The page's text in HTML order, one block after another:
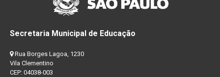
Secretaria Municipal de Educação
Rua Borges Lagoa, 1230
Vila Clementino
CEP: 04038-003